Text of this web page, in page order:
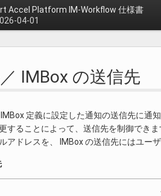
Accel Platform IM-Workflow 仕様書
04-01
IMBox の送信先
定義に設定した通知の送信先に通
することによって、送信先を制御できま
アドレスを、 IMBox の送信先にはユー